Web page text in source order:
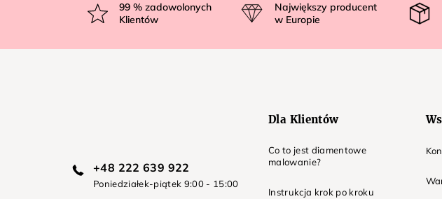
p
99% zadowolonych
Klientów
Największy producent
w Europie
+48 222 639 922
Poniedziałek-piątek 9:00 - 15:00
Dla Klientów
Co to jest diamentowe
malowanie?
Instrukcja krok po kroku